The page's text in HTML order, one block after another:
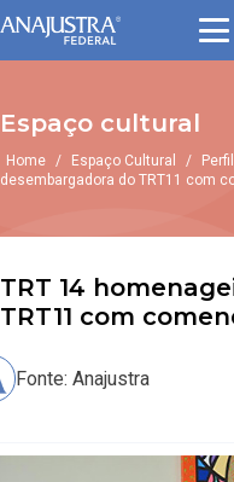
Espaço cultural
Home / Espaço Cultural / Perfil
desembargadora do TRT11 com
TRT 14
TRT11 com
Fonte: Anajustra